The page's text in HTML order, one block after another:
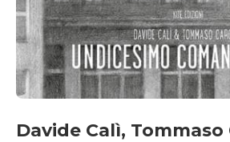
Davide Calì, Tommaso